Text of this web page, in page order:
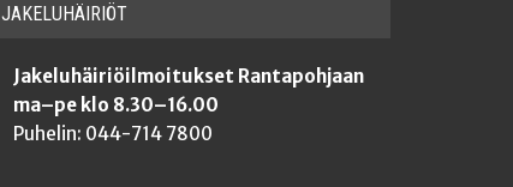
JAKE­LU­HÄI­RIÖT
Jakeluhäiriöilmoitukset Rantapohjaan
ma–pe klo 8.30–16.00
Puhelin: 044-714 7800